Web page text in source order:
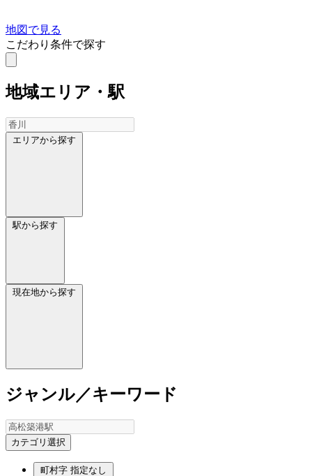
地図で見る
こだわり条件で探す
地域エリア・駅
エリアから探す
駅から探す
現在地から探す
ジャンル／キーワード
カテゴリ選択
町村字 指定なし